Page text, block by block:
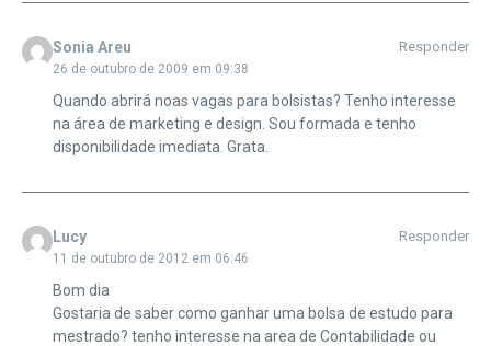
Sonia Areu
26 de outubro de 2009 em 09:38
Responder
Quando abrirá noas vagas para bolsistas? Tenho interesse
na área de marketing e design. Sou formada e tenho
disponibilidade imediata. Grata.
Lucy
11 de outubro de 2012 em 06:46
Responder
Bom dia
Gostaria de saber como ganhar uma bolsa de estudo para
mestrado? tenho interesse na area de Contabilidade ou